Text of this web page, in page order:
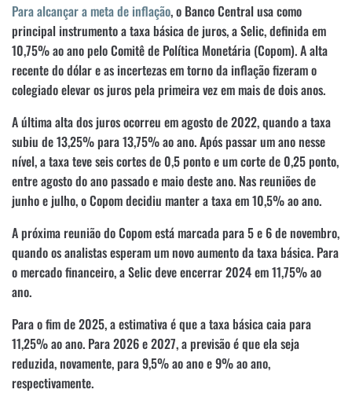
Para alcançar a meta de inflação, o Banco Central usa como
principal instrumento a taxa básica de juros, a Selic, definida em
10,75% ao ano pelo Comitê de Política Monetária (Copom). A alta
recente do dólar e as incertezas em torno da inflação fizeram o
colegiado elevar os juros pela primeira vez em mais de dois anos.
A última alta dos juros ocorreu em agosto de 2022, quando a taxa
subiu de 13,25% para 13,75% ao ano. Após passar um ano nesse
nível, a taxa teve seis cortes de 0,5 ponto e um corte de 0,25 ponto,
entre agosto do ano passado e maio deste ano. Nas reuniões de
junho e julho, o Copom decidiu manter a taxa em 10,5% ao ano.
A próxima reunião do Copom está marcada para 5 e 6 de novembro,
quando os analistas esperam um novo aumento da taxa básica. Para
o mercado financeiro, a Selic deve encerrar 2024 em 11,75% ao
ano.
Para o fim de 2025, a estimativa é que a taxa básica caia para
11,25% ao ano. Para 2026 e 2027, a previsão é que ela seja
reduzida, novamente, para 9,5% ao ano e 9% ao ano,
respectivamente.